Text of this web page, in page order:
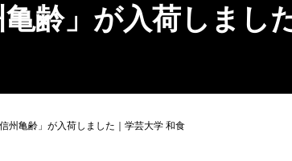
齢」が入荷しまし
州亀齢」が入荷しました｜学芸大学 和食